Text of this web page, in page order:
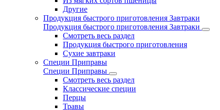
Другие
Продукция быстрого приготовления Завтраки
Продукция быстрого приготовления Завтраки
Смотреть весь раздел
Продукция быстрого приготовления
Сухие завтраки
Специи Приправы
Специи Приправы
Смотреть весь раздел
Классические специи
Перцы
Травы